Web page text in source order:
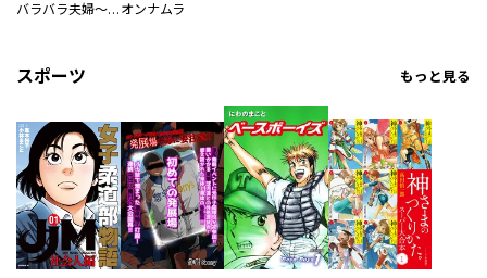
バラバラ夫婦～手足をなくした夫はまだ生きてる オンナムラ
スポーツ もっと見る